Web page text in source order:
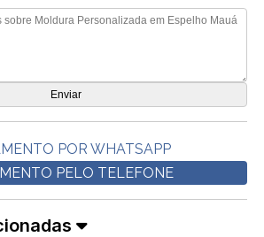
POR WHATSAPP
PELO TELEFONE